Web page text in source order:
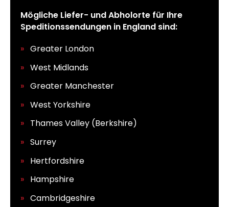
Mögliche Liefer- und Abholorte für Ihre
Speditionssendungen in England sind:
Greater London
West Midlands
Greater Manchester
West Yorkshire
Thames Valley (Berkshire)
Surrey
Hertfordshire
Hampshire
Cambridgeshire